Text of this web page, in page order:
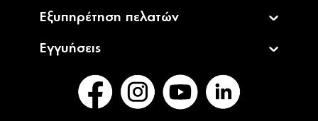
Εξυπηρέτηση πελατών
Εγγυήσεις